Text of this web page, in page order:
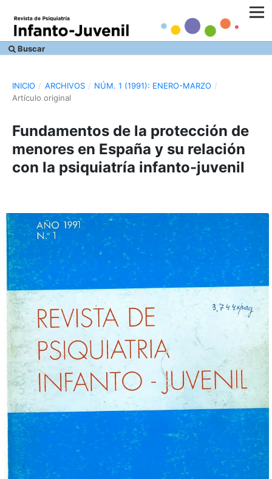
Buscar
INICIO / ARCHIVOS / NÚM. 1 (1991): ENERO-MARZO /
Artículo original
Fundamentos de la protección de
menores en España y su relación
con la psiquiatría infanto-juvenil